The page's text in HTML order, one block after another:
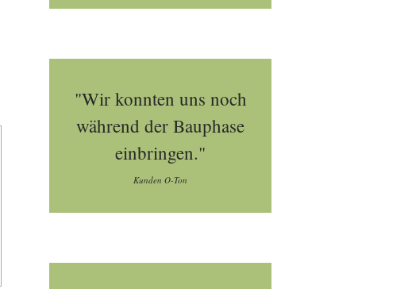
"Wir konnten uns noch
während der Bauphase
einbringen."
Kunden O-Ton